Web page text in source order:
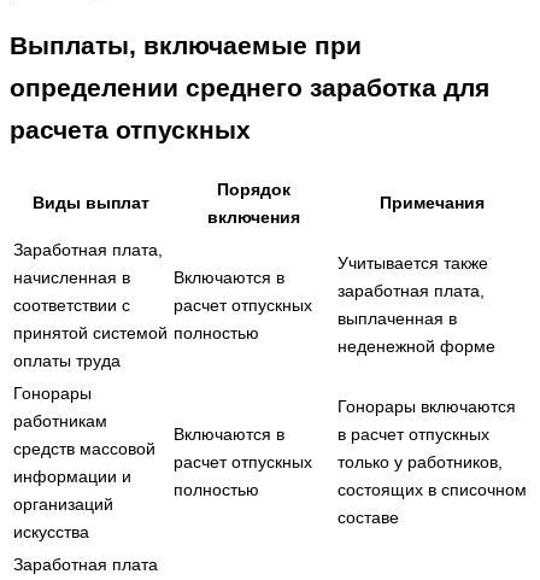
Выплаты, включаемые при
определении среднего заработка для
расчета отпускных
Виды выплат
Порядок
включения
Примечания
Заработная плата,
начисленная в
соответствии с
принятой системой
оплаты труда
Включаются в
расчет отпускных
полностью
Учитывается также
заработная плата,
выплаченная в
неденежной форме
Гонорары
работникам
средств массовой
информации и
организаций
искусства
Включаются в
расчет отпускных
полностью
Гонорары включаются
в расчет отпускных
только у работников,
состоящих в списочном
составе
Заработная плата